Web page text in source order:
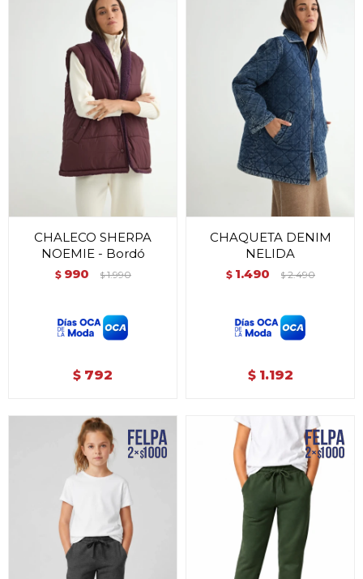
CHALECO SHERPA
NOEMIE - Bordó
$ 990 $ 1.990
$ 792
CHAQUETA DENIM
NELIDA
$ 1.490 $ 2.490
$ 1.192